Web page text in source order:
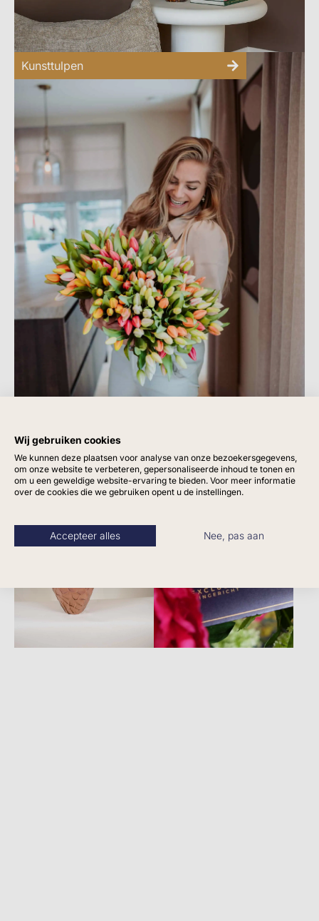
Kunsttulpen
Vazen Giftcard
Wij gebruiken cookies
We kunnen deze plaatsen voor analyse van onze bezoekersgegevens,
om onze website te verbeteren, gepersonaliseerde inhoud te tonen en
om u een geweldige website-ervaring te bieden. Voor meer informatie
over de cookies die we gebruiken opent u de instellingen.
Accepteer alles Nee, pas aan